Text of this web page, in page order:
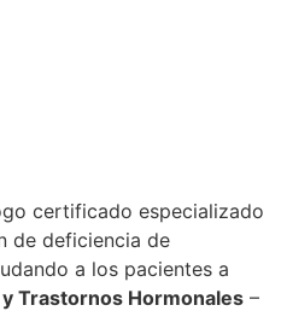
certificado especializado
de deficiencia de
a los pacientes a
Trastornos Hormonales –